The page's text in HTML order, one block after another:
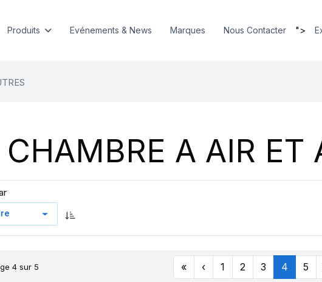
Produits Evénements & News Marques Nous Contacter ">
CHAMBRE A AIR ET
4 sur 5 « ‹ 1 2 3 4 5